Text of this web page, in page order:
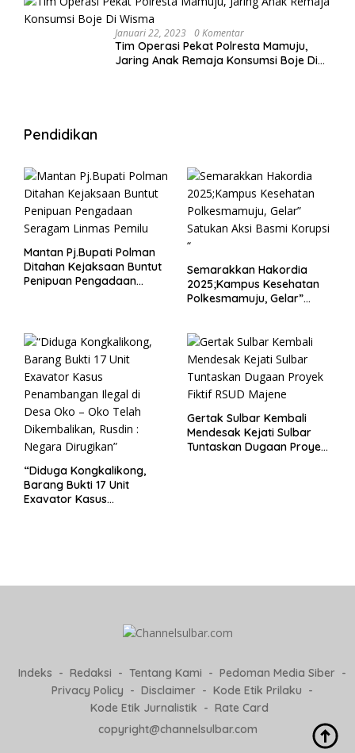
Januari 22, 2023 0 Komentar
Tim Operasi Pekat Polresta Mamuju,
Jaring Anak Remaja Konsumsi Boje Di
Pendidikan
Mantan Pj.Bupati Polman
Ditahan Kejaksaan Buntut
Penipuan Pengadaan
Semarakkan Hakordia
2025;Kampus Kesehatan
Polkesmamuju, Gelar”
“Diduga Kongkalikong,
Barang Bukti 17 Unit
Exavator Kasus
Gertak Sulbar Kembali
Mendesak Kejati Sulbar
Tuntaskan Dugaan Proyek
Indeks Redaksi Tentang Kami
Pedoman Media Siber
Privacy Policy
Disclaimer
Kode Etik Prilaku
Kode Etik Jurnalistik
Rate Card
copyright@channelsulbar.com